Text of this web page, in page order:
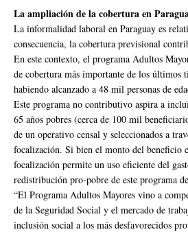
La ampliación de la cobertura en
La informalidad laboral en Paraguay es
consecuencia, la cobertura previsional
En este contexto, el programa Adultos
de cobertura más importante de los últimos
habiendo alcanzado a 48 mil personas de
Este programa no contributivo aspira a
65 años pobres (cerca de 100 mil
de un operativo censal y seleccionados a
focalización. Si bien el monto del beneficio
focalización permite un uso eficiente del
redistribución pro-pobre de este programa
“El Programa Adultos Mayores vino a
de la Seguridad Social y el mercado de
inclusión social a los más desfavorecidos